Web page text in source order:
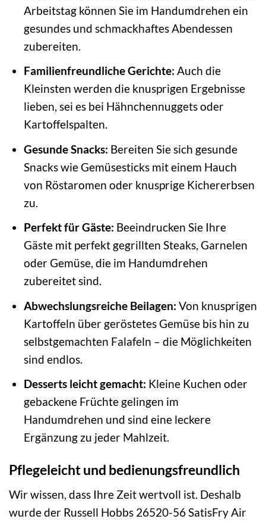
Arbeitstag können Sie im Handumdrehen ein
gesundes und schmackhaftes Abendessen
zubereiten.
Familienfreundliche Gerichte: Auch die
Kleinsten werden die knusprigen Ergebnisse
lieben, sei es bei Hähnchennuggets oder
Kartoffelspalten.
Gesunde Snacks: Bereiten Sie sich gesunde
Snacks wie Gemüsesticks mit einem Hauch
von Röstaromen oder knusprige Kichererbsen
zu.
Perfekt für Gäste: Beeindrucken Sie Ihre
Gäste mit perfekt gegrillten Steaks, Garnelen
oder Gemüse, die im Handumdrehen
zubereitet sind.
Abwechslungsreiche Beilagen: Von knusprigen
Kartoffeln über geröstetes Gemüse bis hin zu
selbstgemachten Falafeln – die Möglichkeiten
sind endlos.
Desserts leicht gemacht: Kleine Kuchen oder
gebackene Früchte gelingen im
Handumdrehen und sind eine leckere
Ergänzung zu jeder Mahlzeit.
Pflegeleicht und bedienungsfreundlich
Wir wissen, dass Ihre Zeit wertvoll ist. Deshalb
wurde der Russell Hobbs 26520-56 SatisFry Air